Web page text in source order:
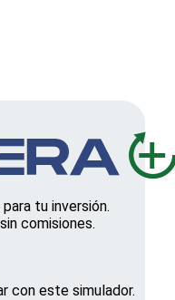
tu inversión.
comisiones.
con este simulador.